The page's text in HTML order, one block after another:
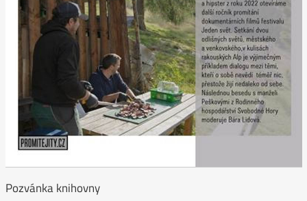
Pozvánka knihovny